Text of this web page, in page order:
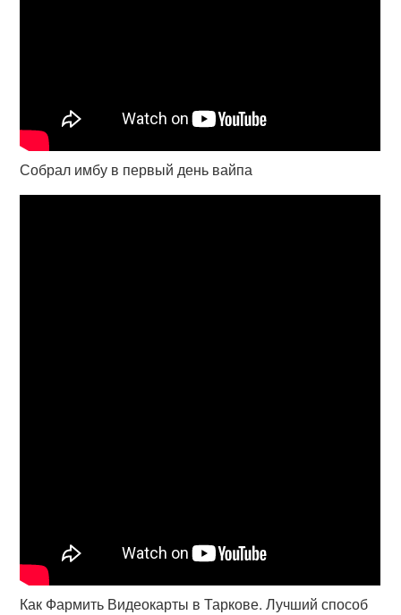
Собрал имбу в первый день вайпа
Как Фармить Видеокарты в Таркове. Лучший способ